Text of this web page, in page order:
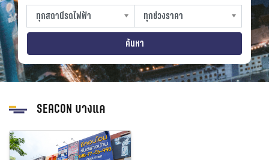
sproperty
slocation
ทุกสถานีรถไฟฟ้า
ทุกสถานีรถไฟฟ้า
strain-station
ทุกช่วงราคา
ทุกช่วงราคา
sprice
ค้นหา
SEACON บางแค